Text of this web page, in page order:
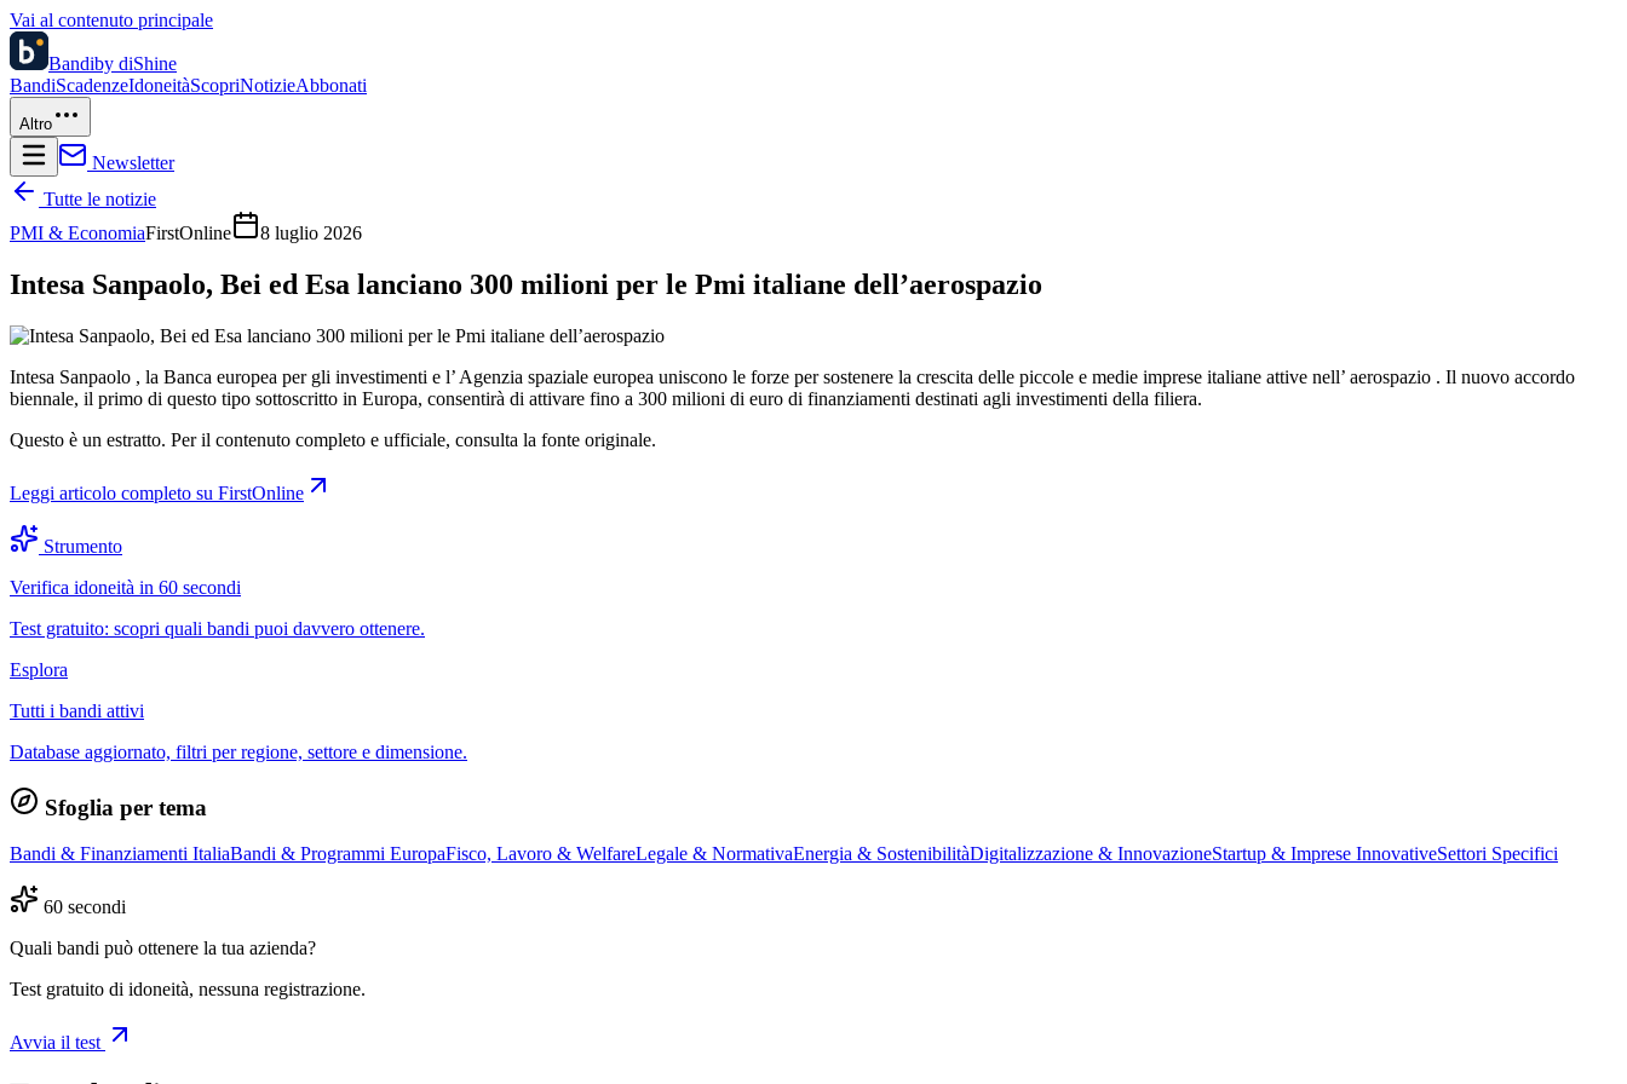
Vai al contenuto principale
Bandiby diShine
BandiScadenzeIdoneitàScopriNotizieAbbonati
Altro
Newsletter
Tutte le notizie
PMI & EconomiaFirstOnline 8 luglio 2026
Intesa Sanpaolo, Bei ed Esa lanciano 300 milioni per le Pmi italiane dell’aerospazio
Intesa Sanpaolo , la Banca europea per gli investimenti e l’ Agenzia spaziale europea uniscono le forze per sostenere la crescita delle piccole e medie imprese italiane attive nell’ aerospazio . Il nuovo accordo
biennale, il primo di questo tipo sottoscritto in Europa, consentirà di attivare fino a 300 milioni di euro di finanziamenti destinati agli investimenti della filiera.
Questo è un estratto. Per il contenuto completo e ufficiale, consulta la fonte originale.
Leggi articolo completo su FirstOnline
Strumento
Verifica idoneità in 60 secondi
Test gratuito: scopri quali bandi puoi davvero ottenere.
Esplora
Tutti i bandi attivi
Database aggiornato, filtri per regione, settore e dimensione.
Sfoglia per tema
Bandi & Finanziamenti ItaliaBandi & Programmi EuropaFisco, Lavoro & WelfareLegale & NormativaEnergia & SostenibilitàDigitalizzazione & InnovazioneStartup & Imprese InnovativeSettori Specifici
60 secondi
Quali bandi può ottenere la tua azienda?
Test gratuito di idoneità, nessuna registrazione.
Avvia il test